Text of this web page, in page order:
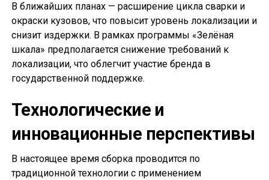
В ближайших планах — расширение цикла сварки и
окраски кузовов, что повысит уровень локализации и
снизит издержки. В рамках программы «Зелёная
шкала» предполагается снижение требований к
локализации, что облегчит участие бренда в
государственной поддержке.
Технологические и
инновационные перспективы
В настоящее время сборка проводится по
традиционной технологии с применением